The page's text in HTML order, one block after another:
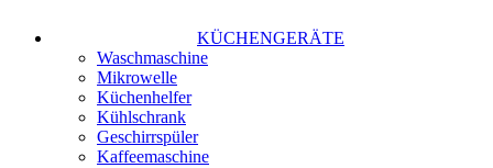
KÜCHENGERÄTE
Waschmaschine
Mikrowelle
Küchenhelfer
Kühlschrank
Geschirrspüler
Kaffeemaschine